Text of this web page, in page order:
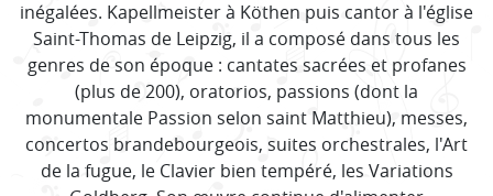
inégalées. Kapellmeister à Köthen puis cantor à l'église
Saint-Thomas de Leipzig, il a composé dans tous les
genres de son époque : cantates sacrées et profanes
(plus de 200), oratorios, passions (dont la
monumentale Passion selon saint Matthieu), messes,
concertos brandebourgeois, suites orchestrales, l'Art
de la fugue, le Clavier bien tempéré, les Variations